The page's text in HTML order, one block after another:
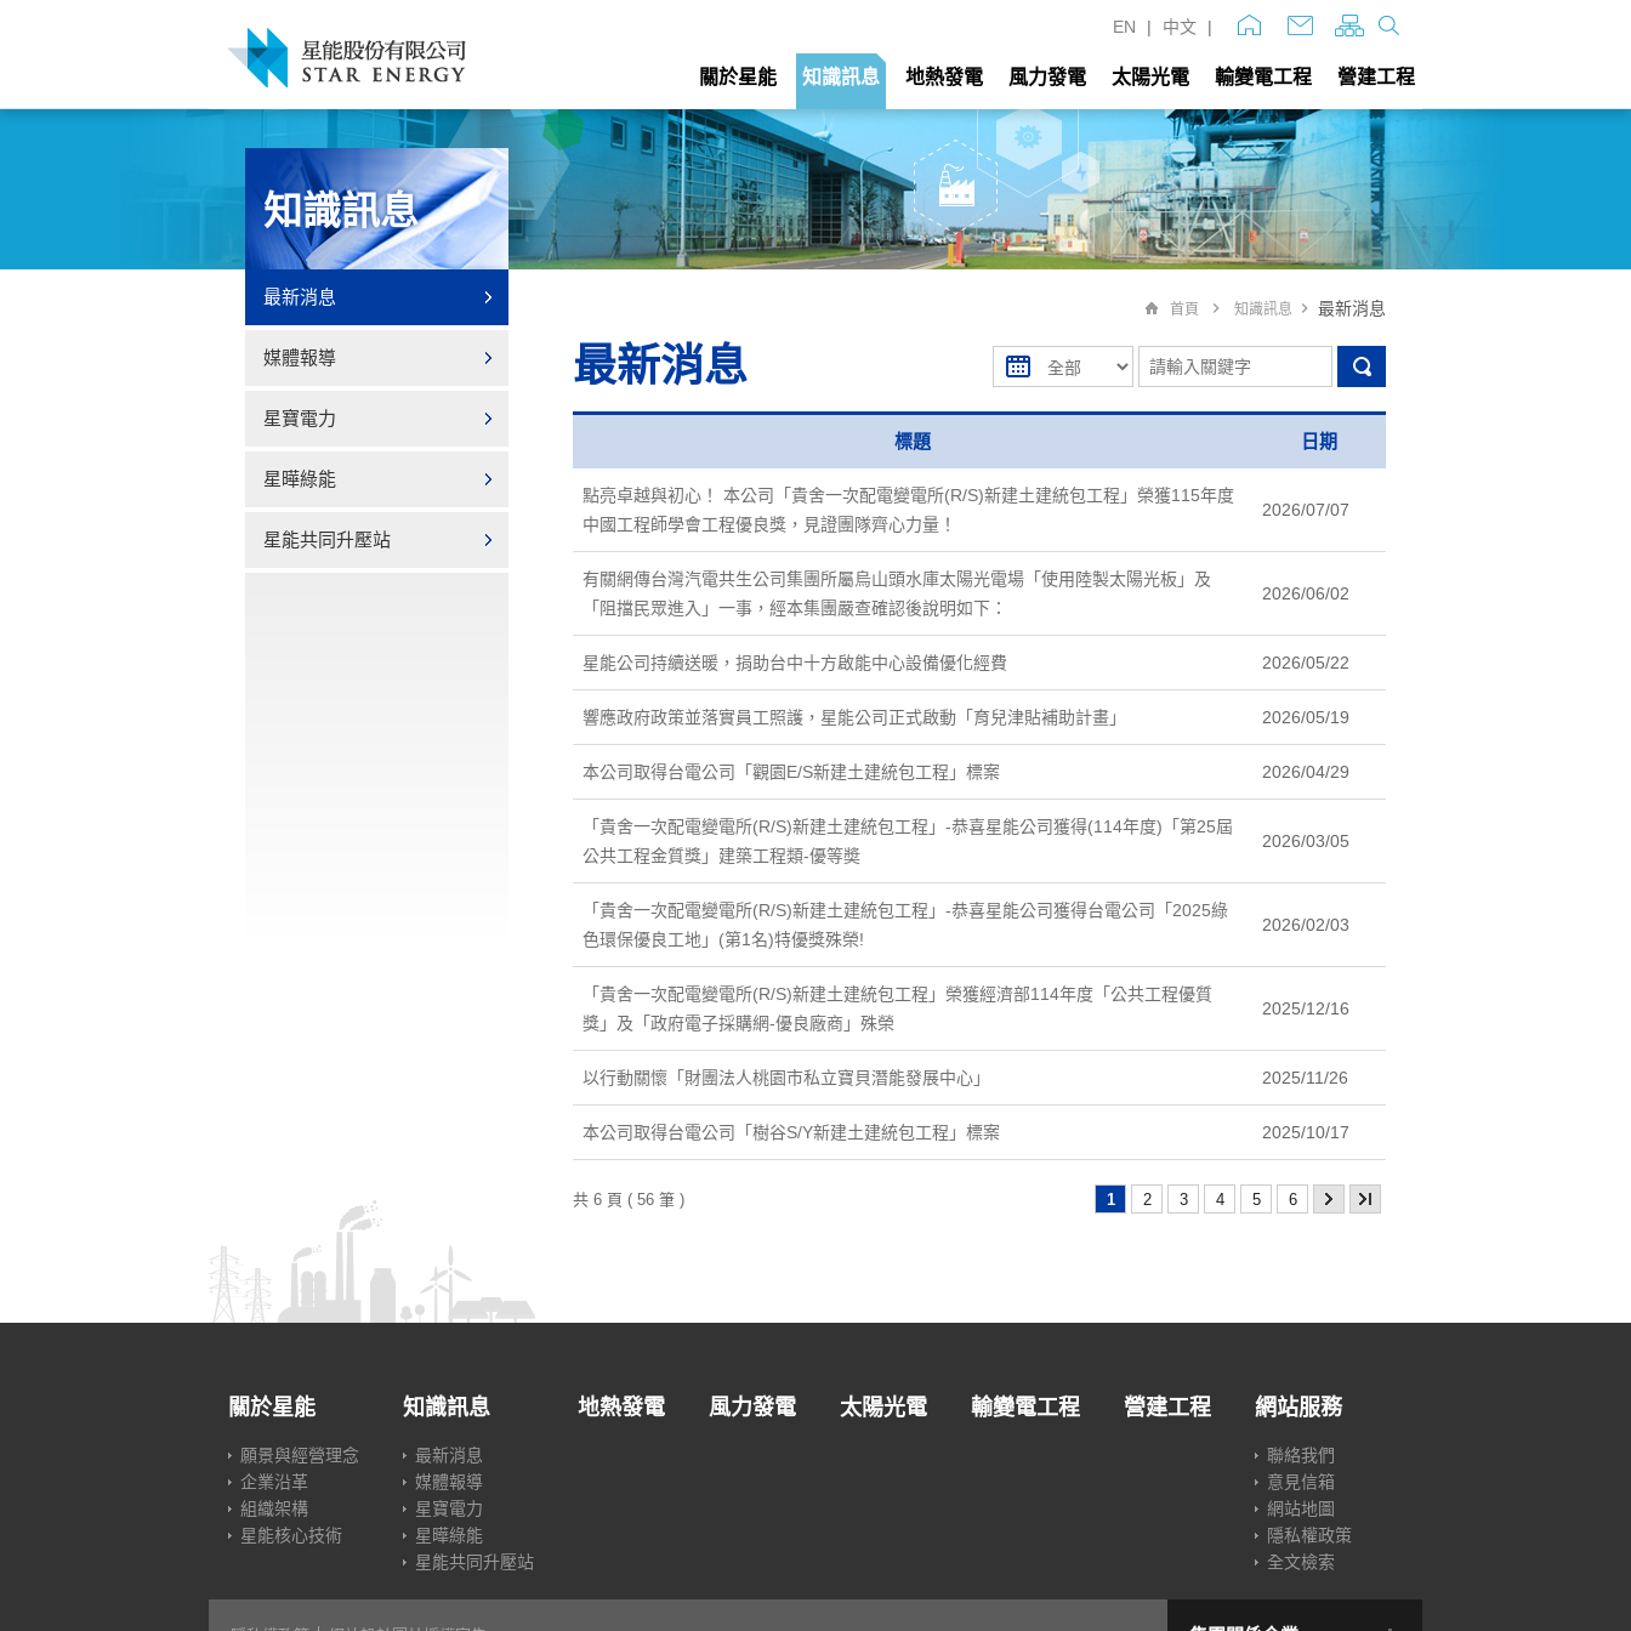
EN | 中文 |
關於星能 知識訊息 地熱發電 風力發電 太陽光電 輸變電工程 營建工程
知識訊息
最新消息
媒體報導
星寶電力
星曄綠能
星能共同升壓站
首頁 知識訊息 最新消息
最新消息
標題 日期
點亮卓越與初心！ 本公司「貴舍一次配電變電所(R/S)新建土建統包工程」榮獲115年度
中國工程師學會工程優良獎，見證團隊齊心力量！
2026/07/07
有關網傳台灣汽電共生公司集團所屬烏山頭水庫太陽光電場「使用陸製太陽光板」及
「阻擋民眾進入」一事，經本集團嚴查確認後說明如下：
2026/06/02
星能公司持續送暖，捐助台中十方啟能中心設備優化經費 2026/05/22
響應政府政策並落實員工照護，星能公司正式啟動「育兒津貼補助計畫」 2026/05/19
本公司取得台電公司「觀園E/S新建土建統包工程」標案 2026/04/29
「貴舍一次配電變電所(R/S)新建土建統包工程」-恭喜星能公司獲得(114年度)「第25屆
公共工程金質獎」建築工程類-優等奬
2026/03/05
「貴舍一次配電變電所(R/S)新建土建統包工程」-恭喜星能公司獲得台電公司「2025綠
色環保優良工地」(第1名)特優獎殊榮!
2026/02/03
「貴舍一次配電變電所(R/S)新建土建統包工程」榮獲經濟部114年度「公共工程優質
獎」及「政府電子採購網-優良廠商」殊榮
2025/12/16
以行動關懷「財團法人桃園市私立寶貝潛能發展中心」 2025/11/26
本公司取得台電公司「樹谷S/Y新建土建統包工程」標案 2025/10/17
共 6 頁 ( 56 筆 ) 1 2 3 4 5 6
關於星能
願景與經營理念
企業沿革
組織架構
星能核心技術
知識訊息
最新消息
媒體報導
星寶電力
星曄綠能
星能共同升壓站
地熱發電 風力發電 太陽光電 輸變電工程 營建工程 網站服務
聯絡我們
意見信箱
網站地圖
隱私權政策
全文檢索